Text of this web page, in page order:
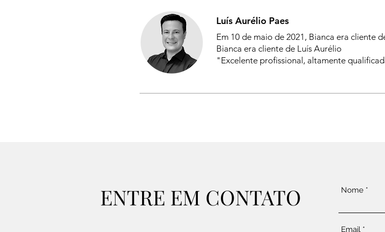
Luís Aurélio Paes
Em 10 de maio de 2021, Bianca era cliente
Bianca era cliente de Luís Aurélio
"Excelente profissional, altamente
Nome
Email
ENTRE EM CONTATO